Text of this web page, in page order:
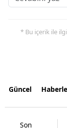
* Bu içerik ile
Güncel
Son